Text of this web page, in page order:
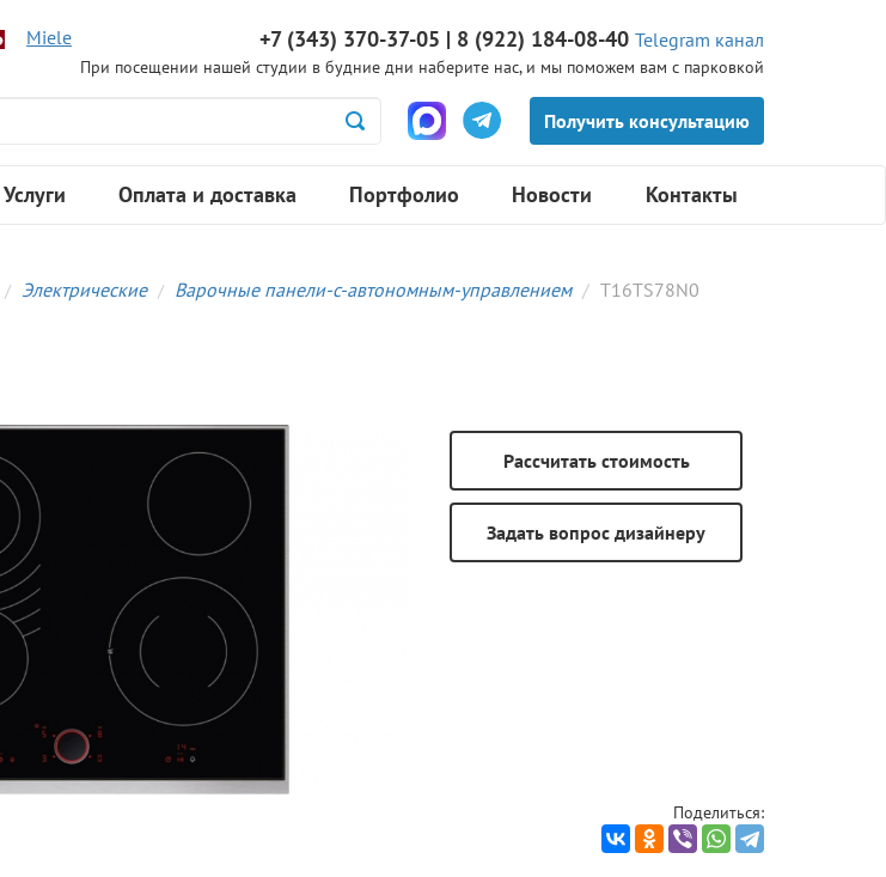
Miele +7 (343) 370-37-05 | 8 (922) 184-08-40 Telegram канал
При посещении нашей студии в будние дни наберите нас, и мы поможем вам с парковкой
Услуги Оплата и доставка Портфолио Новости Контакты
Электрические Варочные панели-с-автономным-управлением T16TS78N0
Поделиться: